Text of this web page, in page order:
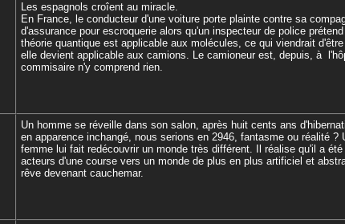
Les espagnols croîent au miracle.
En France, le conducteur d'une voiture porte plainte contre sa
d'assurance pour escroquerie alors qu'un inspecteur de police
théorie quantique est applicable aux molécules, ce qui viendrait
elle devient applicable aux camions. Le camioneur est, depuis, à
commisaire n'y comprend rien.
Un homme se réveille dans son salon, après huit cents ans
en apparence inchangé, nous serions en 2946, fantasme ou réalité ?
femme lui fait redécouvrir un monde très différent. Il réalise qu'il a été
acteurs d'une course vers un monde de plus en plus artificiel et
rêve devenant cauchemar.